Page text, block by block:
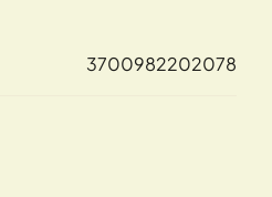
3700982202078